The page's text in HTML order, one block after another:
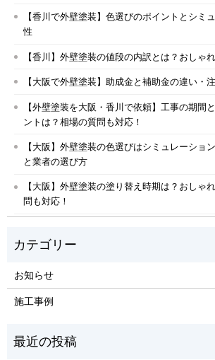
【香川で外壁塗装】色選びのポイントとシミ
性
【香川】外壁塗装の値段の内訳とは？おしゃ
【大阪で外壁塗装】助成金と補助金の違い・
【外壁塗装を大阪・香川で依頼】工事の期間
ントは？相場の質問も対応！
【大阪】外壁塗装の色選びはシミュレーショ
と業者の選び方
【大阪】外壁塗装の塗り替え時期は？おしゃ
問も対応！
お知らせ
施工事例